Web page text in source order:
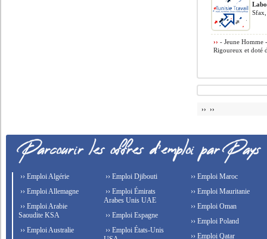
›› - Jeune Homme
Rigoureux et doté
›› ››
›› Emploi Algérie
›› Emploi Allemagne
›› Emploi Arabie
Saoudite KSA
›› Emploi Australie
›› Emploi Djibouti
›› Emploi Émirats
Arabes Unis UAE
›› Emploi Espagne
›› Emploi États-Unis
›› Emploi Maroc
›› Emploi Mauritanie
›› Emploi Oman
›› Emploi Poland
›› Emploi Qatar